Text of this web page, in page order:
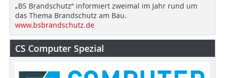
„BS Brandschutz“ informiert zweimal im Jahr rund um
das Thema Brandschutz am Bau.
www.bsbrandschutz.de
CS Computer Spezial